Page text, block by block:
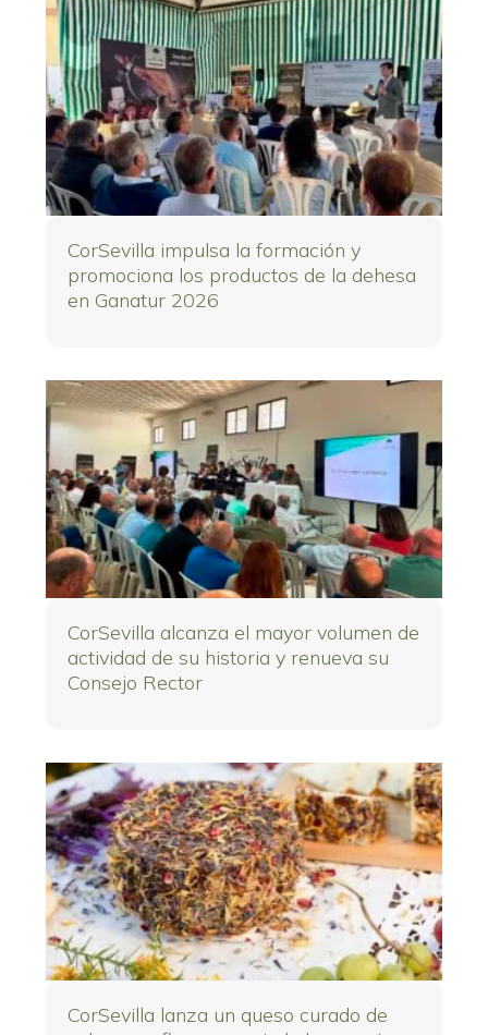
CorSevilla impulsa la formación y
promociona los productos de la dehesa
en Ganatur 2026
CorSevilla alcanza el mayor volumen de
actividad de su historia y renueva su
Consejo Rector
CorSevilla lanza un queso curado de